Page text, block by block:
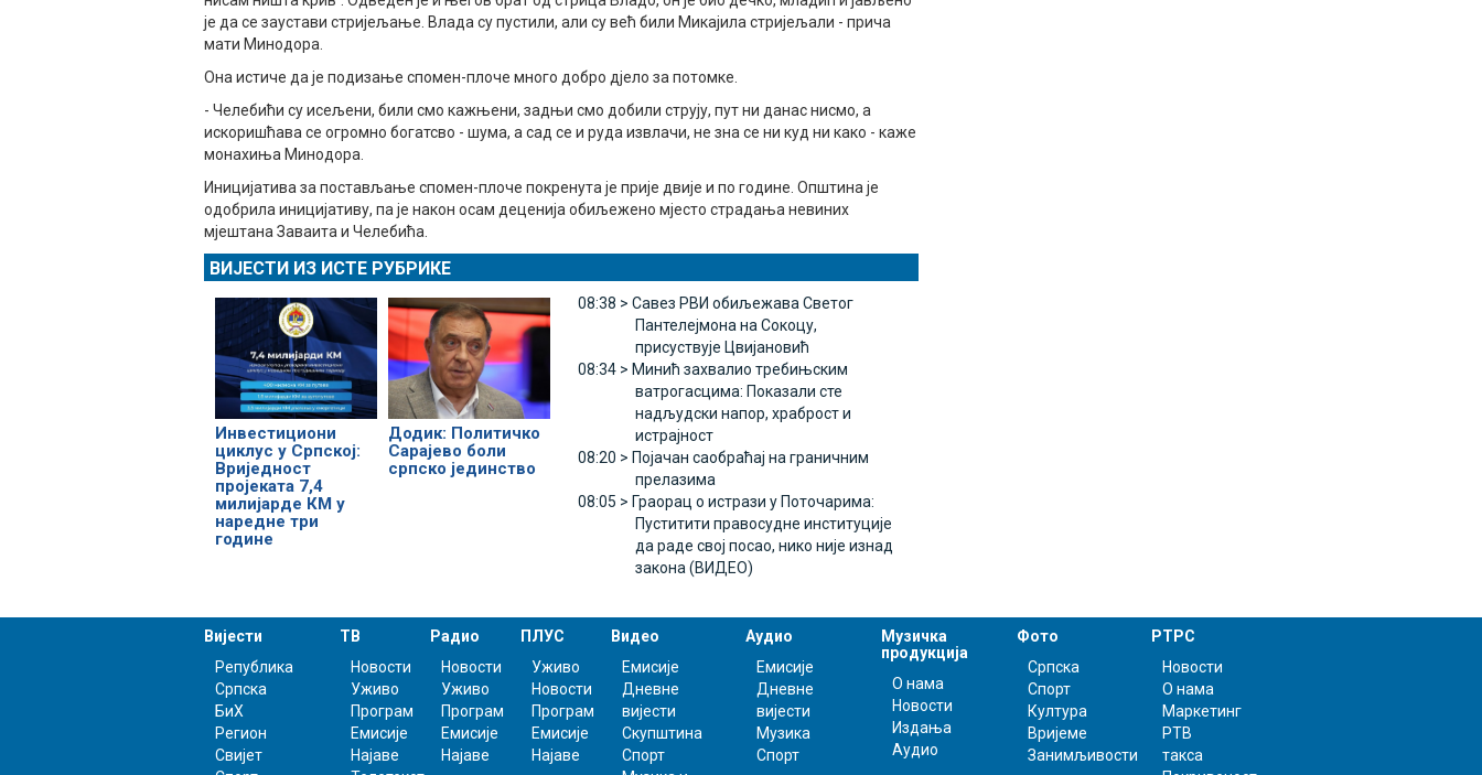
је да се заустави стријељање. Влада су пустили, али су већ били Микајила стријељали - прича
мати Минодора.
Она истиче да је подизање спомен-плоче много добро дјело за потомке.
- Челебићи су исељени, били смо кажњени, задњи смо добили струју, пут ни данас нисмо, а
искоришћава се огромно богатсво - шума, а сад се и руда извлачи, не зна се ни куд ни како - каже
монахиња Минодора.
Иницијатива за постављање спомен-плоче покренута је прије двије и по године. Општина је
одобрила иницијативу, па је након осам деценија обиљежено мјесто страдања невиних
мјештана Заваита и Челебића.
ВИЈЕСТИ ИЗ ИСТЕ РУБРИКЕ
Инвестициони
циклус у Српској:
Вриједност
пројеката 7,4
милијарде КМ у
наредне три
године
Додик: Политичко
Сарајево боли
српско јединство
08:38 > Савез РВИ обиљежава Светог
Пантелејмона на Сокоцу,
присуствује Цвијановић
08:34 > Минић захвалио требињским
ватрогасцима: Показали сте
надљудски напор, храброст и
истрајност
08:20 > Појачан саобраћај на граничним
прелазима
08:05 > Граорац о истрази у Поточарима:
Пуститити правосудне институције
да раде свој посао, нико није изнад
закона (ВИДЕО)
Вијести
Република
Српска
БиХ
Регион
Свијет
ТВ
Новости
Уживо
Програм
Емисије
Најаве
Радио
Новости
Уживо
Програм
Емисије
Најаве
ПЛУС
Уживо
Новости
Програм
Емисије
Најаве
Видео
Емисије
Дневне
вијести
Скупштина
Спорт
Аудио
Емисије
Дневне
вијести
Музика
Спорт
Музичка
продукција
О нама
Новости
Издања
Аудио
Фото
Српска
Спорт
Култура
Вријеме
Занимљивости
РТРС
Новости
О нама
Маркетинг
РТВ
такса